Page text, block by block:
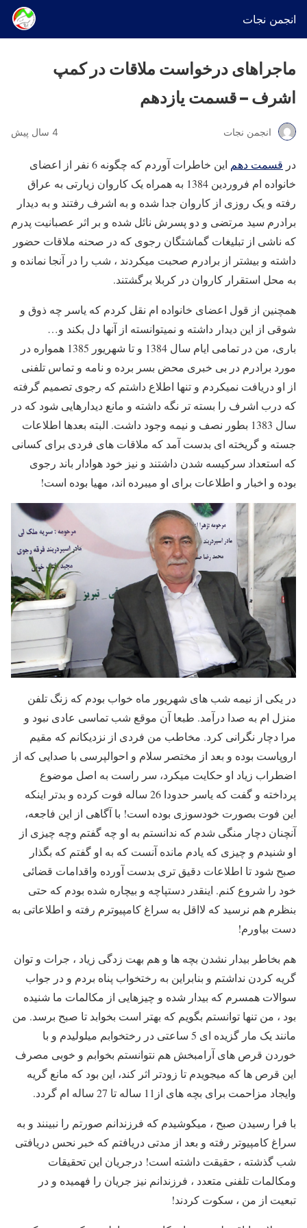
انجمن نجات
ماجراهای درخواست ملاقات در کمپ
اشرف – قسمت یازدهم
انجمن نجات 4 سال پیش
در قسمت دهم
این خاطرات آوردم که چگونه 6 نفر از اعضای
خانواده ام فروردین 1384 به همراه یک کاروان زیارتی به عراق
رفته و یک روزی از کاروان جدا شده و به اشرف رفتند و به دیدار
برادرم سید مرتضی و دو پسرش نائل شده و بر اثر عصبانیت پدرم
که ناشی از تبلیغات گماشتگان رجوی که در صحنه ملاقات حضور
داشته و بیشتر از برادرم صحبت میکردند ، شب را در آنجا نمانده و
به محل استقرار کاروان در کربلا برگشتند.
همچنین از قول اعضای خانواده ام نقل کردم که یاسر چه ذوق و
شوقی از این دیدار داشته و نمیتوانسته از آنها دل بکند و…
باری، من در تمامی ایام سال 1384 و تا شهریور 1385 همواره در
مورد برادرم در بی خبری محض بسر برده و نامه و تماس تلفنی
از او دریافت نمیکردم و تنها اطلاع داشتم که رجوی تصمیم گرفته
که درب اشرف را بسته تر نگه داشته و مانع دیدارهایی شود که در
سال 1383 بطور نصف و نیمه وجود داشت. البته بعدها اطلاعات
جسته و گریخته ای بدست آمد که ملاقات های فردی برای کسانی
که استعداد سرکیسه شدن داشتند و نیز خود هوادار باند رجوی
بوده و اخبار و اطلاعات برای او میبرده اند، مهیا بوده است!
در یکی از نیمه شب های شهریور ماه خواب بودم که زنگ تلفن
منزل ام به صدا درآمد. طبعا آن موقع شب تماسی عادی نبود و
مرا دچار نگرانی کرد. مخاطب من فردی از نزدیکانم که مقیم
اروپاست بوده و بعد از مختصر سلام و احوالپرسی با صدایی که از
اضطراب زیاد او حکایت میکرد، سر راست به اصل موضوع
پرداخته و گفت که یاسر حدودا 26 ساله فوت کرده و بدتر اینکه
این فوت بصورت خودسوزی بوده است! با آگاهی از این فاجعه،
آنچنان دچار منگی شدم که ندانستم به او چه گفتم وچه چیزی از
او شنیدم و چیزی که یادم مانده آنست که به او گفتم که بگذار
صبح شود تا اطلاعات دقیق تری بدست آورده واقدامات قضائی
خود را شروع کنم. اینقدر دستپاچه و بیچاره شده بودم که حتی
بنظرم هم نرسید که لااقل به سراغ کامپیوترم رفته و اطلاعاتی به
دست بیاورم!
هم بخاطر بیدار نشدن بچه ها و هم بهت زدگی زیاد ، جرات و توان
گریه کردن نداشتم و بنابراین به رختخواب پناه بردم و در جواب
سوالات همسرم که بیدار شده و چیزهایی از مکالمات ما شنیده
بود ، من تنها توانستم بگویم که بهتر است بخوابد تا صبح برسد. من
مانند یک مار گزیده ای 5 ساعتی در رختخوابم میلولیدم و با
خوردن قرص های آرامبخش هم نتوانستم بخوابم و خوبی مصرف
این قرص ها که میجویدم تا زودتر اثر کند، این بود که مانع گریه
وایجاد مزاحمت برای بچه های از11 ساله تا 27 ساله ام گردد.
با فرا رسیدن صبح ، میکوشیدم که فرزندانم صورتم را نبینند و به
سراغ کامپیوتر رفته و بعد از مدتی دریافتم که خبر نحس دریافتی
شب گذشته ، حقیقت داشته است! درجریان این تحقیقات
ومکالمات تلفنی متعدد ، فرزندانم نیز جریان را فهمیده و در
تبعیت از من ، سکوت کردند!